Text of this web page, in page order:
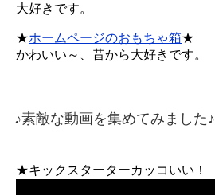
大好きです。
★ホームページのおもちゃ箱★
かわいい～、昔から大好きです。
♪素敵な動画を集めてみました♪
★キックスターターカッコいい！